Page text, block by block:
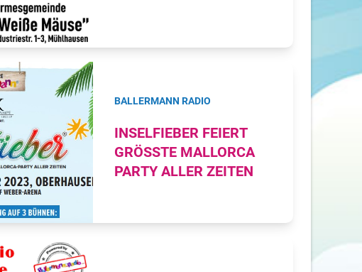
BALLERMANN RADIO
INSELFIEBER FEIERT
GRÖSSTE MALLORCA P
ARTY ALLER ZEITEN